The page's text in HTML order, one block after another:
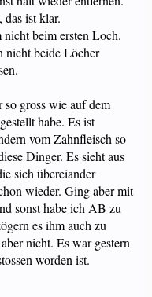
ist klar.
nicht beim ersten Loch.
nicht beide Löcher
gross wie auf dem
habe. Es ist
vom Zahnfleisch so
Dinger. Es sieht aus
sich übereiander
wieder. Ging aber mit
sonst habe ich AB zu
es ihm auch zu
nicht. Es war gestern
worden ist.